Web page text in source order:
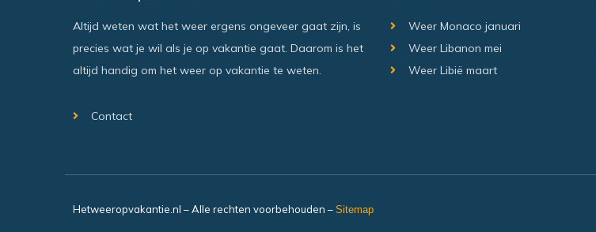
Altijd weten wat het weer ergens ongeveer gaat zijn, is
precies wat je wil als je op vakantie gaat. Daarom is het
altijd handig om het weer op vakantie te weten.
Contact
Weer Monaco januari
Weer Libanon mei
Weer Libië maart
Hetweeropvakantie.nl – Alle rechten voorbehouden – Sitemap